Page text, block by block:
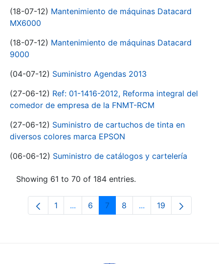
(18-07-12) Mantenimiento de máquinas Datacard
MX6000
(18-07-12) Mantenimiento de máquinas Datacard
9000
(04-07-12) Suministro Agendas 2013
(27-06-12) Ref: 01-1416-2012, Reforma integral del
comedor de empresa de la FNMT-RCM
(27-06-12) Suministro de cartuchos de tinta en
diversos colores marca EPSON
(06-06-12) Suministro de catálogos y cartelería
Showing 61 to 70 of 184 entries.
Page
1 ...Intermediate Pages Use TAB to
Page
6 Page
7 Page
8 ...Intermediate Pages
Page
19